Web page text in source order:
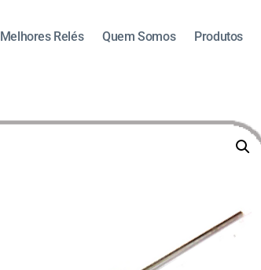
Melhores Relés Quem Somos Produtos